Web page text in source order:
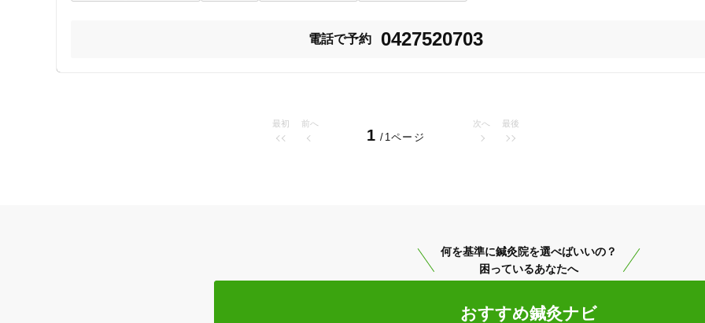
保険適用の相談可 地域支援クーポン可
クレカ可
電話で予約 0427520703
最初 前へ
1 /1ページ
次へ 最後
何を基準に鍼灸院を選べばいいの？
困っているあなたへ
おすすめ鍼灸ナビ